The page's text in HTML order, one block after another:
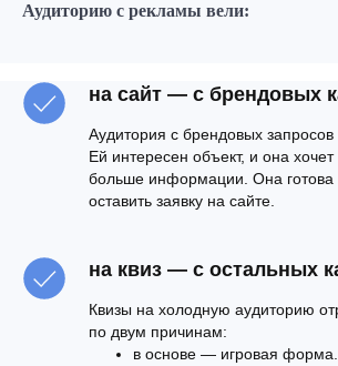
Аудиторию с рекламы вели:
на сайт — с брендовых
Аудитория с брендовых запросов
Ей интересен объект, и она
больше информации. Она готова
оставить заявку на сайте.
на квиз — с остальных
Квизы на холодную аудиторию
по двум причинам:
в основе — игровая